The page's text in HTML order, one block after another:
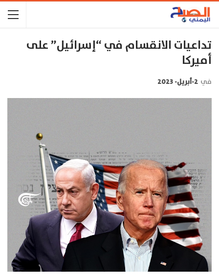
تداعيات الانقسام في “إسرائيل” على
أميركا
في 2-أبريل- 2023